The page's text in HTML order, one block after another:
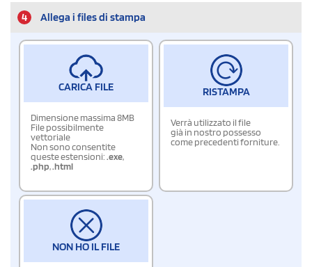
4 Allega i files di stampa
CARICA FILE
Dimensione massima 8MB
File possibilmente
vettoriale
Non sono consentite
queste estensioni:.exe,
.php,.html
RISTAMPA
Verrà utilizzato il file
già in nostro possesso
come precedenti forniture.
NON HO IL FILE